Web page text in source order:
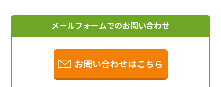
メールフォームでのお問い合わせ
お問い合わせはこちら